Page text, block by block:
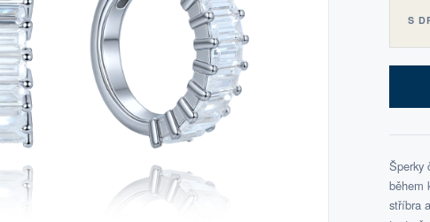
S
Šperky
během
stříbra